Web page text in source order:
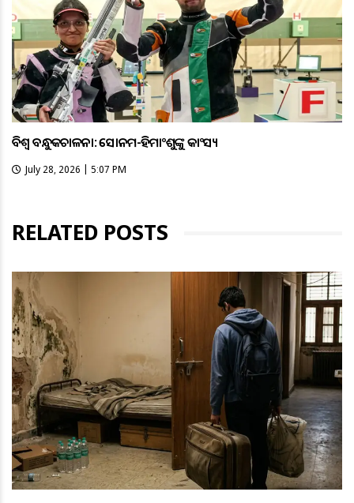
ବିଶ୍ବ ବନ୍ଧୁକଚାଳନା: ସୋନମ-ହିମାଂଶୁଙ୍କୁ କାଂସ୍ୟ
July 28, 2026 | 5:07 PM
RELATED POSTS